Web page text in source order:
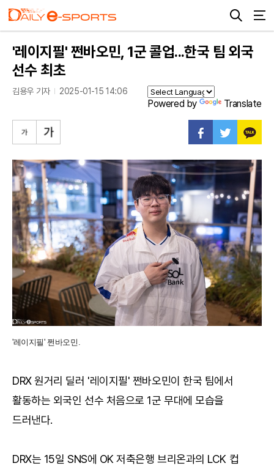
'레이지필' 쩐바오민, 1군 콜업...한국 팀 외국
선수 최초
김용우 기자 2025-01-15 14:06
Powered by Translate
'레이지필' 쩐바오민.
DRX 원거리 딜러 '레이지필' 쩐바오민이 한국 팀에서
활동하는 외국인 선수 처음으로 1군 무대에 모습을
드러낸다.
DRX는 15일 SNS에 OK 저축은행 브리온과의 LCK 컵